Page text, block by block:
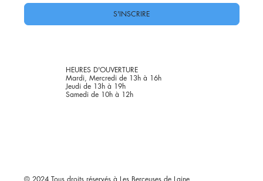
S'INSCRIRE
HEURES D'OUVERTURE
Mardi, Mercredi de 13h à 16h
Jeudi de 13h à 19h
Samedi de 10h à 12h
© 2024 Tous droits réservés à Les Berçeuses de Laine